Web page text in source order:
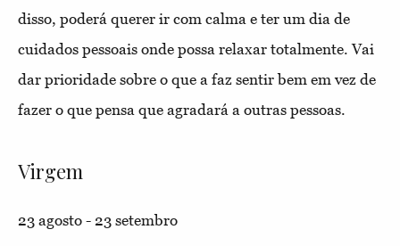
disso, poderá querer ir com calma e ter um dia de
cuidados pessoais onde possa relaxar totalmente. Vai
dar prioridade sobre o que a faz sentir bem em vez de
fazer o que pensa que agradará a outras pessoas.
Virgem
23 agosto - 23 setembro